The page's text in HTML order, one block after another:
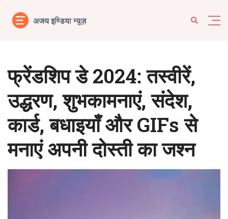
फ्रेंडशिप डे 2024: तस्वीरें,
उद्धरण, शुभकामनाएं, संदेश,
कार्ड, बधाइयाँ और GIFs से
मनाएं अपनी दोस्ती का जश्न